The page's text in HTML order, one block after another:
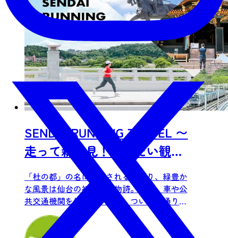
SENDAI RUNNING TRAVEL 〜
走って新発見！せんだい観光
RUNのすすめ〜
「杜の都」の名に表わされるとおり、緑豊か
な風景は仙台の初夏の風物詩。でも、車や公
共交通機関を使っていると、ついつい通り過
ぎてしまう景色でもありま...